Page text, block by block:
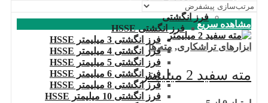
فرز
فرز انگشتی
فرز انگشتی HSSE
فرز انگشتی 3 میلیمتر HSSE
فرز انگشتی 4 میلیمتر HSSE
فرز انگشتی 5 میلیمتر HSSE
فرز انگشتی 6 میلیمتر HSSE
فرز انگشتی 8 میلیمتر HSSE
فرز انگشتی 10 میلیمتر HSSE
مشاهده سریع
ابزارهای تراشکاری, مته ها
مته سفید 2 میلیمتر